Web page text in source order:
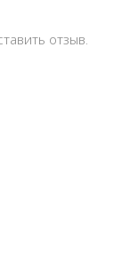
отзыв.